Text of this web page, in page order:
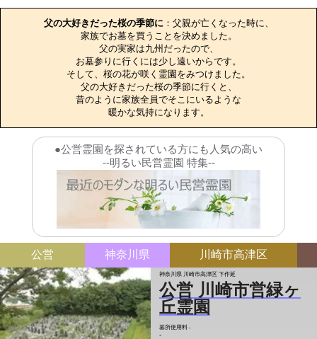
父の大好きだった桜の季節に：父親が亡くなった時に、
家族でお墓を買うことを決めました。
父の実家は九州だったので、
お墓参りに行くには少し遠いからです。
そして、桜の花が咲く霊園をみつけました。
父の大好きだった桜の季節に行くと、
昔のように家族全員でそこにいるような
暖かな気持になります。
●公営霊園を探されている方にも人気の高い
--明るい民営霊園 特集--
公営 神奈川県 川崎市高津区
神奈川県 川崎市高津区 下作延
公営 川崎市営緑ヶ
丘霊園
墓所使用料 -
-